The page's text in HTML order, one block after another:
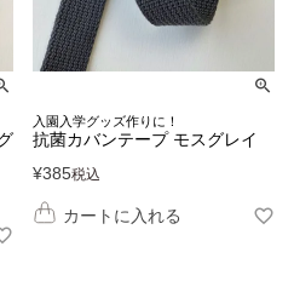
入園入学グッズ作りに！
抗菌カバンテープ モスグレイ
¥385税込
カートに入れる